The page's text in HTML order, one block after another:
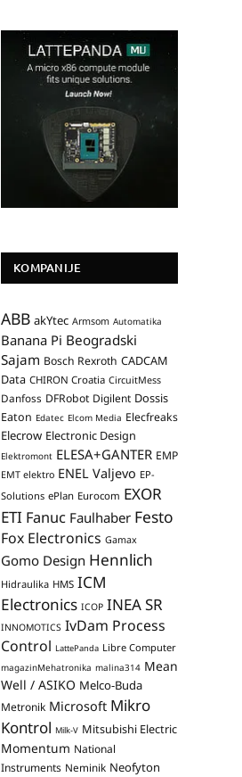
KOMPANIJE
ABB akYtec Armsom Automatika
Banana Pi Beogradski
Sajam Bosch Rexroth CADCAM
Data CHIRON Croatia CircuitMess
Danfoss DFRobot Digilent Dossis
Eaton Edatec Elcom Media Elecfreaks
Elecrow Electronic Design
Elektromont ELESA+GANTER EMP
EMT elektro ENEL Valjevo EP-
Solutions ePlan Eurocom EXOR
ETI Fanuc Faulhaber Festo
Fox Electronics Gamax
Gomo Design Hennlich
Hidraulika HMS ICM
Electronics ICOP INEA SR
INNOMOTICS IvDam Process
Control LattePanda Libre Computer
magazinMehatronika malina314 Mean
Well / ASIKO Melco-Buda
Metronik Microsoft Mikro
Kontrol Milk-V Mitsubishi Electric
Momentum National
Instruments Neminik Neofyton